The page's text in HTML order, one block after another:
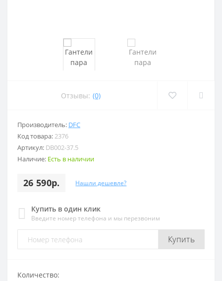
Отзывы: (0)
Производитель: DFC
Код товара:2376
Артикул: DB002-37.5
Наличие: Есть в наличии
26 590р. Нашли дешевле?
Купить в один клик
Введите номер телефона и мы перезвоним
Купить
Количество: